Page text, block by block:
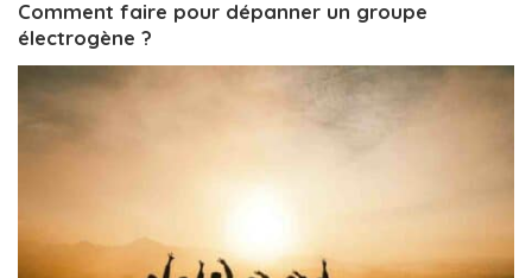
Comment faire pour dépanner un groupe
électrogène ?